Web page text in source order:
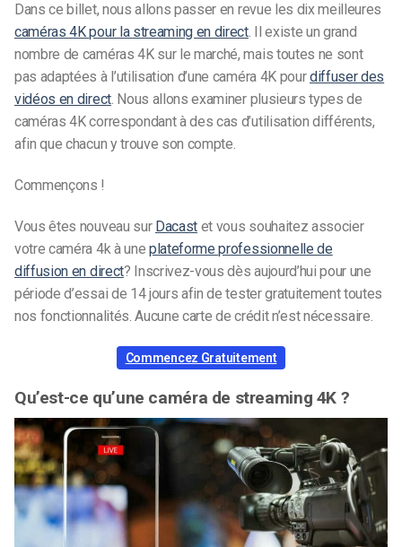
Dans ce billet, nous allons passer en revue les dix meilleures
caméras 4K pour la streaming en direct. Il existe un grand
nombre de caméras 4K sur le marché, mais toutes ne sont
pas adaptées à l’utilisation d’une caméra 4K pourdiffuser des
vidéos en direct. Nous allons examiner plusieurs types de
caméras 4K correspondant à des cas d’utilisation différents,
afin que chacun y trouve son compte.
Commençons !
Vous êtes nouveau sur Dacast et vous souhaitez associer
votre caméra 4k à une plateforme professionnelle de
diffusion en direct? Inscrivez-vous dès aujourd’hui pour une
période d’essai de 14 jours afin de tester gratuitement toutes
nos fonctionnalités. Aucune carte de crédit n’est nécessaire.
Commencez Gratuitement
Qu’est-ce qu’une caméra de streaming 4K ?